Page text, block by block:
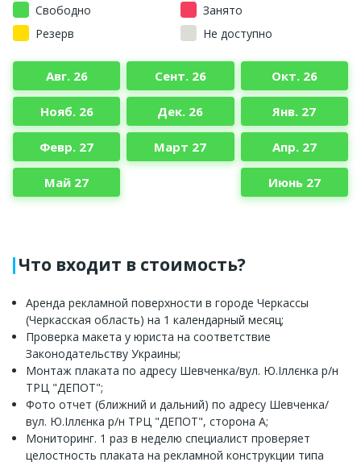
Свободно
Занято
Резерв
Не доступно
Авг. 26 Сент. 26 Окт. 26
Нояб. 26 Дек. 26 Янв. 27
Февр. 27 Март 27 Апр. 27
Май 27 Июнь 27
Что входит в стоимость?
Аренда рекламной поверхности в городе Черкассы
(Черкасская область) на 1 календарный месяц;
Проверка макета у юриста на соответствие
Законодательству Украины;
Монтаж плаката по адресу Шевченка/вул. Ю.Іллєнка р/н
ТРЦ "ДЕПОТ";
Фото отчет (ближний и дальний) по адресу Шевченка/
вул. Ю.Іллєнка р/н ТРЦ "ДЕПОТ", сторона A;
Мониторинг. 1 раз в неделю специалист проверяет
целостность плаката на рекламной конструкции типа